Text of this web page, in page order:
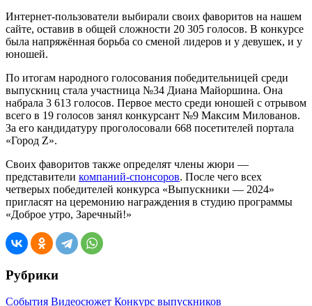
Интернет-пользователи выбирали своих фаворитов на нашем
сайте, оставив в общей сложности 20 305 голосов. В конкурсе
была напряжённая борьба со сменой лидеров и у девушек, и у
юношей.
По итогам народного голосования победительницей среди
выпускниц стала участница №34 Диана Майоршина. Она
набрала 3 613 голосов. Первое место среди юношей с отрывом
всего в 19 голосов занял конкурсант №9 Максим Милованов.
За его кандидатуру проголосовали 668 посетителей портала
«Город Z».
Своих фаворитов также определят члены жюри —
представители компаний-спонсоров. После чего всех
четверых победителей конкурса «Выпускники — 2024»
пригласят на церемонию награждения в студию программы
«Доброе утро, Заречный!»
Рубрики
События Видеосюжет Конкурс выпускников